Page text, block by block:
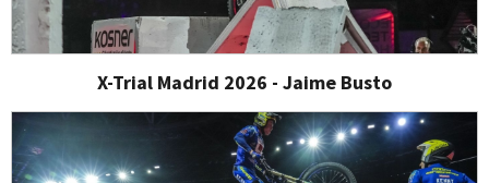
X-Trial Madrid 2026 - Jaime Busto